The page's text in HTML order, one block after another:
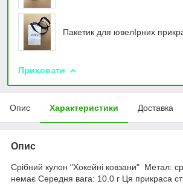
Пакетик для ювелIрних
Приховати
Опис Характеристики Доставка
Опис
Срібний кулон "Хокейні ковзани" Метал:
немає Середня вага: 10.0 г Ця прикраса